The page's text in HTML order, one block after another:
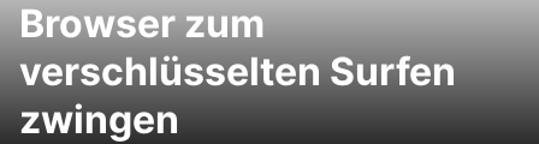
Browser zum
verschlüsselten Surfen
zwingen